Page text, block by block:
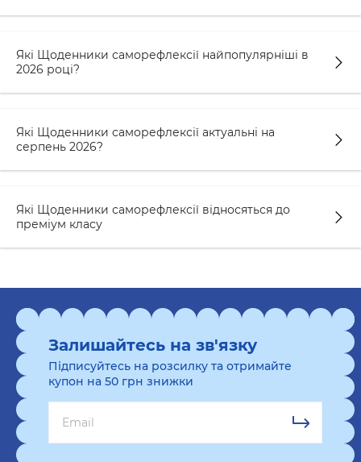
Які Щоденники саморефлексії найпопулярніші в
2026 році?
Які Щоденники саморефлексії актуальні на
серпень 2026?
Які Щоденники саморефлексії відносяться до
преміум класу
Залишайтесь на зв'язку
Підписуйтесь на розсилку та отримайте
купон на 50 грн знижки